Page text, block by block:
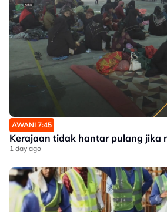
AWANI 7:45
Kerajaan tidak hantar pulang jika
1 day ago